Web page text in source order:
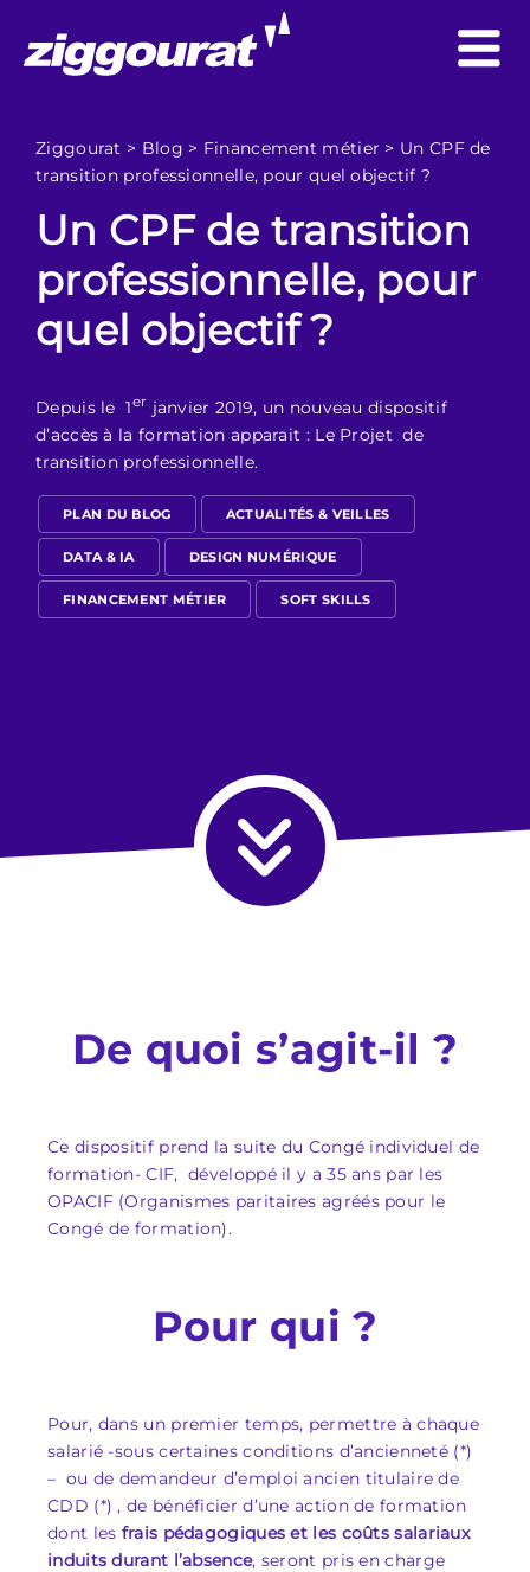
Ziggourat > Blog > Financement métier > Un CPF de
transition professionnelle, pour quel objectif ?
Un CPF de transition
professionnelle, pour
quel objectif ?
Depuis le 1er janvier 2019, un nouveau dispositif
d’accès à la formation apparait : Le Projet de
transition professionnelle.
PLAN DU BLOG ACTUALITÉS & VEILLES
DATA & IA DESIGN NUMÉRIQUE
FINANCEMENT MÉTIER SOFT SKILLS
De quoi s’agit-il ?
Ce dispositif prend la suite du Congé individuel de
formation- CIF, développé il y a 35 ans par les
OPACIF (Organismes paritaires agréés pour le
Congé de formation).
Pour qui ?
Pour, dans un premier temps, permettre à chaque
salarié -sous certaines conditions d’ancienneté (*)
– ou de demandeur d’emploi ancien titulaire de
CDD (*) , de bénéficier d’une action de formation
dont les frais pédagogiques et les coûts salariaux
induits durant l’absence, seront pris en charge